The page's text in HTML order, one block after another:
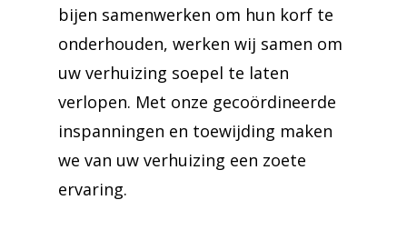
bijen samenwerken om hun korf te
onderhouden, werken wij samen om
uw verhuizing soepel te laten
verlopen. Met onze gecoördineerde
inspanningen en toewijding maken
we van uw verhuizing een zoete
ervaring.